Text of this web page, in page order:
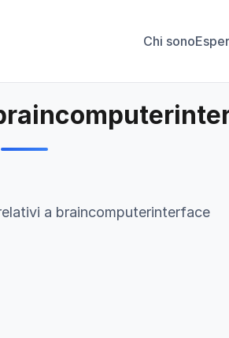
Chi sono
a braincomputerinterface